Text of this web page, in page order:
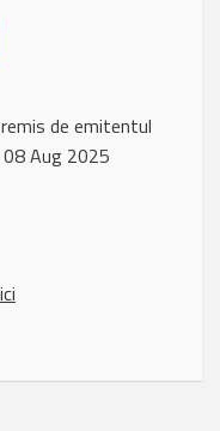
de emitentul
08 Aug 2025